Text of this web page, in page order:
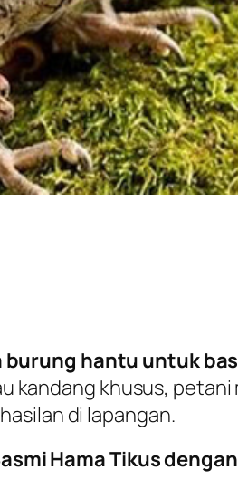
burung hantu untuk
kandang khusus,
di lapangan.
Hama Tikus